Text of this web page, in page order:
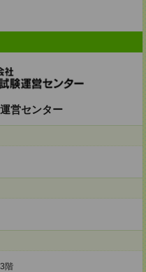
営センター
階